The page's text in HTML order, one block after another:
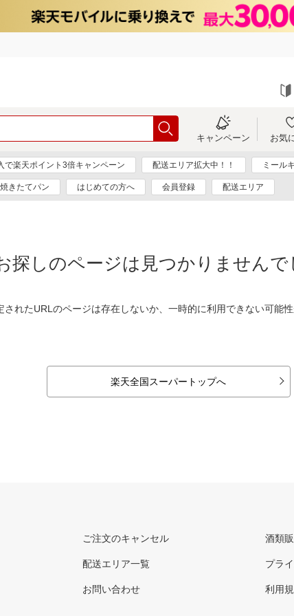
キャンペーン お気
で楽天ポイント3倍キャンペーン 配送エリア拡大中！！ ミール
焼きたてパン はじめての方へ 会員登録 配送エリア
探しのページは見つかりませんで
されたURLのページは存在しないか、一時的に利用できない可能性
楽天全国スーパートップへ
ご注文のキャンセル
配送エリア一覧
お問い合わせ
酒類
プラ
利用規